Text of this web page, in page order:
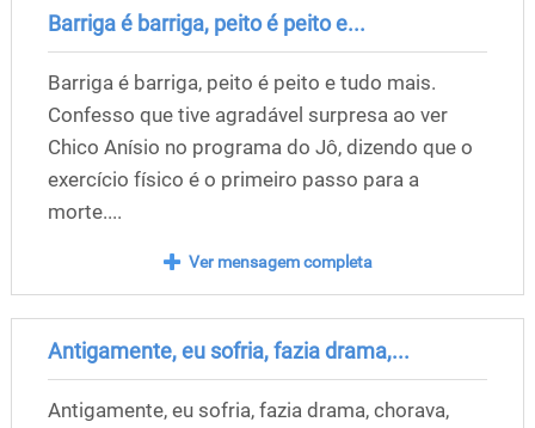
Barriga é barriga, peito é peito e...
Barriga é barriga, peito é peito e tudo mais.
Confesso que tive agradável surpresa ao ver
Chico Anísio no programa do Jô, dizendo que o
exercício físico é o primeiro passo para a
morte....
Ver mensagem completa
Antigamente, eu sofria, fazia drama,...
Antigamente, eu sofria, fazia drama, chorava,